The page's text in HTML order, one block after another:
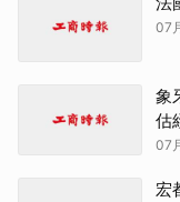
07
象
估
07
宏